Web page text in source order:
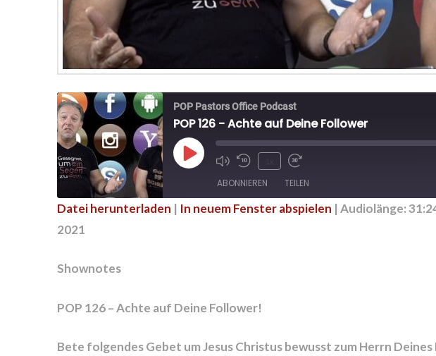
POP Pastors Office Podcast
POP 126 - Achte auf Deine Follower
Play
EpisodeABONNIEREN TEILEN
TEILEN
Datei herunterladen | In neuem Fenster abspielen | Audiolänge:
2021
Shownotes
POP 126 – Achte auf Deine Follower!
Bete folgendes Gebet um Jesus Christus bewusst zum Herrn Deines